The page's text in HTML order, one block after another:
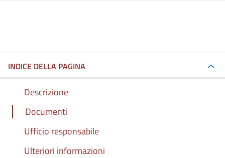
INDICE DELLA PAGINA
Descrizione
Documenti
Ufficio responsabile
Ulteriori informazioni